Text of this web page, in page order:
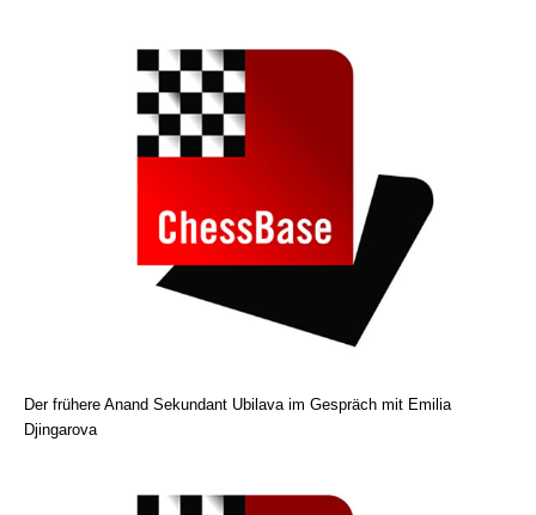
Der frühere Anand Sekundant Ubilava im Gespräch mit Emilia
Djingarova